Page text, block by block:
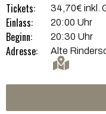
Tickets: 34,70€ inkl.
Einlass: 20:00 Uhr
Beginn: 20:30 Uhr
Adresse: Alte